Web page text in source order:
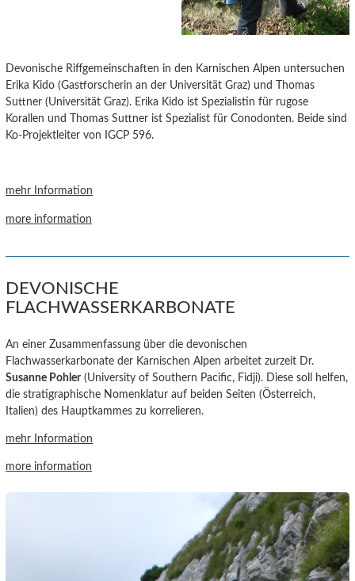
Devonische Riffgemeinschaften in den Karnischen Alpen untersuchen
Erika Kido (Gastforscherin an der Universität Graz) und Thomas
Suttner (Universität Graz). Erika Kido ist Spezialistin für rugose
Korallen und Thomas Suttner ist Spezialist für Conodonten. Beide sind
Ko-Projektleiter von IGCP 596.
mehr Information
more information
DEVONISCHE
FLACHWASSERKARBONATE
An einer Zusammenfassung über die devonischen
Flachwasserkarbonate der Karnischen Alpen arbeitet zurzeit Dr.
Susanne Pohler(University of Southern Pacific, Fidji). Diese soll helfen,
die stratigraphische Nomenklatur auf beiden Seiten (Österreich,
Italien) des Hauptkammes zu korrelieren.
mehr Information
more information